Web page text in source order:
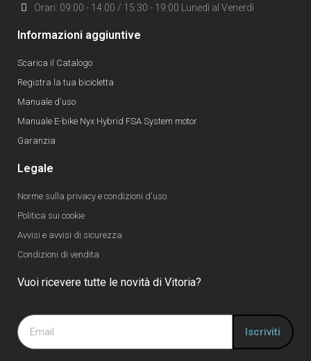
Orari: 09:00 - 14:00 / 15:30 - 19:00 Lunedì al Venerdì
Informazioni aggiuntive
Scarica il Catalogo
Registra la tua bicicletta
Manuale d'uso
Manuale E-bike Nyx Hybrid FSA System motor
Garanzia
Legale
Norme sulla privacy e condizioni d'uso
Politica sui cookie
Avvisi e avvisi di sicurezza
Condizioni di vendita
Vuoi ricevere tutte le novità di Vitoria?
Iscriviti